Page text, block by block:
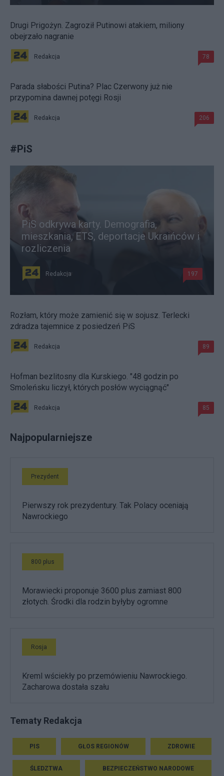
Drugi Prigożyn. Zagroził Putinowi atakiem, miliony
obejrzało nagranie
Redakcja 78
Parada słabości Putina? Plac Czerwony już nie
przypomina dawnej potęgi Rosji
Redakcja 206
#PiS
PiS odkrywa karty. Demografia,
mieszkania, ETS, deportacje Ukraińców i
rozliczenia
Redakcja 197
Rozłam, który może zamienić się w sojusz. Terlecki
zdradza tajemnice z posiedzeń PiS
Redakcja 89
Hofman bezlitosny dla Kurskiego. "48 godzin po
Smoleńsku liczył, których posłów wyciągnąć"
Redakcja 85
Najpopularniejsze
Prezydent
Pierwszy rok prezydentury. Tak Polacy oceniają
Nawrockiego
800 plus
Morawiecki proponuje 3600 plus zamiast 800
złotych. Środki dla rodzin byłyby ogromne
Rosja
Kreml wściekły po przemówieniu Nawrockiego.
Zacharowa dostała szału
Tematy Redakcja
PIS GŁOS REGIONÓW ZDROWIE
ŚLEDZTWA BEZPIECZEŃSTWO NARODOWE